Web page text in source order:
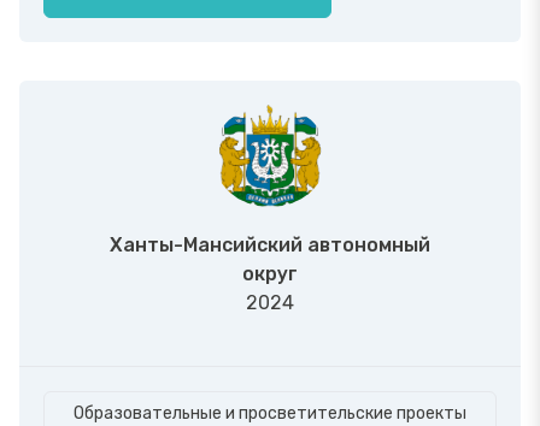
Ханты-Мансийский автономный
округ
2024
Образовательные и просветительские проекты